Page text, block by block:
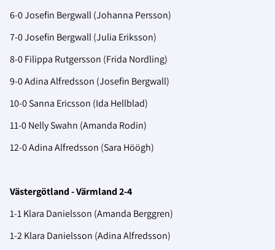
6-0 Josefin Bergwall (Johanna Persson)
7-0 Josefin Bergwall (Julia Eriksson)
8-0 Filippa Rutgersson (Frida Nordling)
9-0 Adina Alfredsson (Josefin Bergwall)
10-0 Sanna Ericsson (Ida Hellblad)
11-0 Nelly Swahn (Amanda Rodin)
12-0 Adina Alfredsson (Sara Höögh)
Västergötland - Värmland 2-4
1-1 Klara Danielsson (Amanda Berggren)
1-2 Klara Danielsson (Adina Alfredsson)